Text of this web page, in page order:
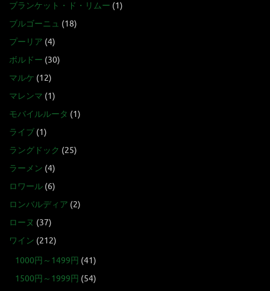
ブランケット・ド・リムー (1)
ブルゴーニュ (18)
プーリア (4)
ボルドー (30)
マルケ (12)
マレンマ (1)
モバイルルータ (1)
ライブ (1)
ラングドック (25)
ラーメン (4)
ロワール (6)
ロンバルディア (2)
ローヌ (37)
ワイン (212)
1000円～1499円 (41)
1500円～1999円 (54)